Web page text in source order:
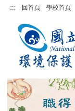
跳::: 回首頁 學校首頁